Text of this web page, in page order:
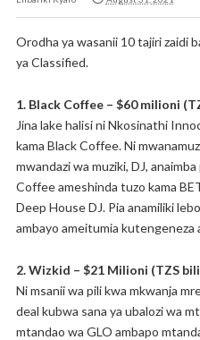
Orodha ya wasanii 10 tajiri zaidi
ya Classified.
1. Black Coffee – $60 milioni
Jina lake halisi ni Nkosinathi
kama Black Coffee. Ni
mwandazi wa muziki, DJ,
Coffee ameshinda tuzo kama
Deep House DJ. Pia anamiliki
ambayo ameitumia kutengeneza
2. Wizkid – $21 Milioni (TZS
Ni msanii wa pili kwa mkwanja
deal kubwa sana ya ubalozi wa
mtandao wa GLO ambapo